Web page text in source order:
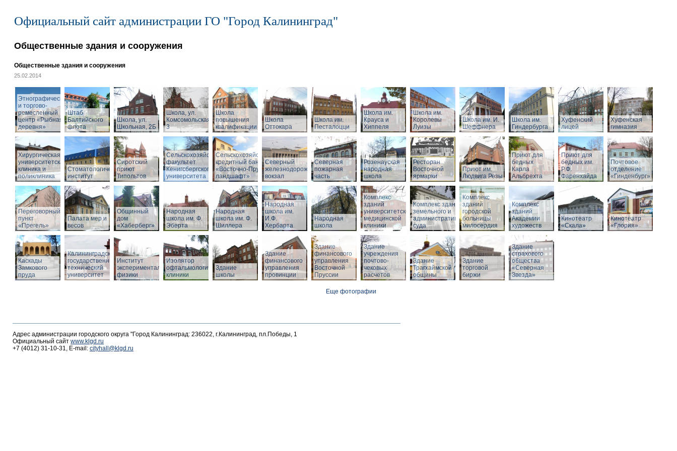
Официальный сайт администрации ГО "Город Калининград"
Общественные здания и сооружения
Общественные здания и сооружения
25.02.2014
Этнографический
и торгово-
ремесленный
центр «Рыбная
деревня»
Штаб
Балтийского
флота
Школа, ул.
Школьная, 2Б
Школа, ул.
Комсомольская,
3
Школа
повышения
квалификации
Школа
Оттокара
Школа им.
Песталоцци
Школа им.
Крауса и
Хиппеля
Школа им.
Королевы
Луизы
Школа им. И.
Шеффнера
Школа им.
Гиндербурга
Хуфенский
лицей
Хуфенская
гимназия
Хирургическая
университетская
клиника и
поликлиника
Стоматологический
институт
Сиротский
приют
Типольтов
Сельскохозяйственный
факультет
Кенигсбергского
университета
Сельскохозяйственный
кредитный банк
«Восточно-Прусский
ландшафт»
Северный
железнодорожный
вокзал
Северная
пожарная
часть
Розенауская
народная
школа
Ресторан
Восточной
ярмарки
Приют им.
Людвига Резы
Приют для
бедных
Карла
Альбрехта
Приют для
бедных им.
Р.Ф.
Фаренхайда
Почтовое
отделение
«Гинденбург»
Переговорный
пункт
«Прегель»
Палата мер и
весов
Общинный
дом
«Хаберберг»
Народная
школа им. Ф.
Эберта
Народная
школа им. Ф.
Шиллера
Народная
школа им.
И.Ф.
Хербарта
Народная
школа
Комплекс
зданий
университетской
медицинской
клиники
Комплекс зданий
земельного и
административного
суда
Комплекс
зданий
городской
больницы
милосердия
Комплекс
зданий
Академии
художеств
Кинотеатр
«Скала»
Кинотеатр
«Глория»
Каскады
Замкового
пруда
Калининградский
государственный
технический
университет
Институт
экспериментальной
физики
Изолятор
офтальмологической
клиники
Здание
школы
Здание
финансового
управления
провинции
Здание
финансового
управления
Восточной
Пруссии
Здание
учреждения
почтово-
чековых
расчетов
Здание
Трагхаймской
общины
Здание
торговой
биржи
Здание
страхового
общества
«Северная
Звезда»
Еще фотографии
Адрес администрации городского округа "Город Калининград: 236022, г.Калининград, пл.Победы, 1
Официальный сайт www.klgd.ru
+7 (4012) 31-10-31, E-mail: cityhall@klgd.ru